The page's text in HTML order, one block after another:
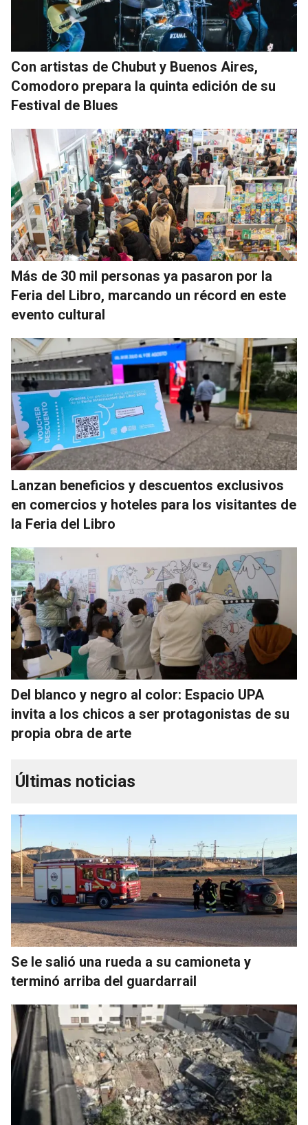
Con artistas de Chubut y Buenos Aires,
Comodoro prepara la quinta edición de su
Festival de Blues
Más de 30 mil personas ya pasaron por la
Feria del Libro, marcando un récord en este
evento cultural
Lanzan beneficios y descuentos exclusivos
en comercios y hoteles para los visitantes de
la Feria del Libro
Del blanco y negro al color: Espacio UPA
invita a los chicos a ser protagonistas de su
propia obra de arte
Últimas noticias
Se le salió una rueda a su camioneta y
terminó arriba del guardarrail